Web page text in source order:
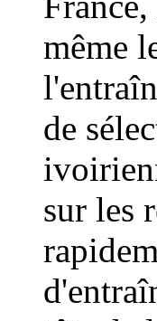
même
de
sur les